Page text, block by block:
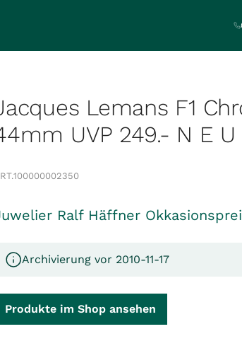
Lemans F1
UVP 249.- N E U
100000002350
Ralf Häffner
Archivierung vor 2010-11-17
Produkte im Shop ansehen